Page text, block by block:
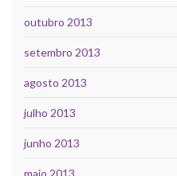
outubro 2013
setembro 2013
agosto 2013
julho 2013
junho 2013